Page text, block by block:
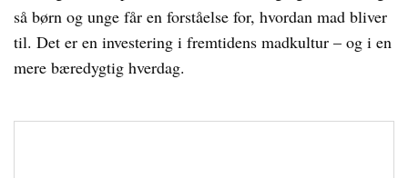
så børn og unge får en forståelse for, hvordan mad bliver
til. Det er en investering i fremtidens madkultur – og i en
mere bæredygtig hverdag.